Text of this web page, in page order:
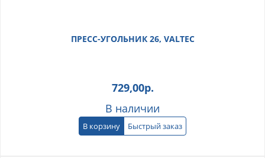
ПРЕСС-УГОЛЬНИК 26, VALTEC
729,00р.
В наличии
В корзину Быстрый заказ